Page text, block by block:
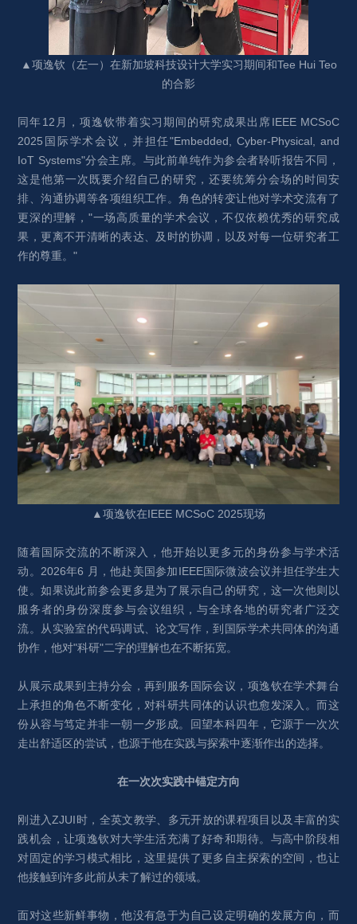
▲项逸钦（左一）在新加坡科技设计大学实习期间和Tee Hui Teo
的合影
同年12月，项逸钦带着实习期间的研究成果出席IEEE MCSoC
2025国际学术会议，并担任"Embedded, Cyber-Physical, and
IoT Systems"分会主席。与此前单纯作为参会者聆听报告不同，
这是他第一次既要介绍自己的研究，还要统筹分会场的时间安
排、沟通协调等各项组织工作。角色的转变让他对学术交流有了
更深的理解，"一场高质量的学术会议，不仅依赖优秀的研究成
果，更离不开清晰的表达、及时的协调，以及对每一位研究者工
作的尊重。"
▲项逸钦在IEEE MCSoC 2025现场
随着国际交流的不断深入，他开始以更多元的身份参与学术活
动。2026年6 月，他赴美国参加IEEE国际微波会议并担任学生大
使。如果说此前参会更多是为了展示自己的研究，这一次他则以
服务者的身份深度参与会议组织，与全球各地的研究者广泛交
流。从实验室的代码调试、论文写作，到国际学术共同体的沟通
协作，他对"科研"二字的理解也在不断拓宽。
从展示成果到主持分会，再到服务国际会议，项逸钦在学术舞台
上承担的角色不断变化，对科研共同体的认识也愈发深入。而这
份从容与笃定并非一朝一夕形成。回望本科四年，它源于一次次
走出舒适区的尝试，也源于他在实践与探索中逐渐作出的选择。
在一次次实践中锚定方向
刚进入ZJUI时，全英文教学、多元开放的课程项目以及丰富的实
践机会，让项逸钦对大学生活充满了好奇和期待。与高中阶段相
对固定的学习模式相比，这里提供了更多自主探索的空间，也让
他接触到许多此前从未了解过的领域。
面对这些新鲜事物，他没有急于为自己设定明确的发展方向，而